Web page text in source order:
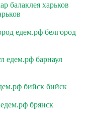
балаклея харьков
едем.рф белгород
едем.рф барнаул
бийск бийск
брянск